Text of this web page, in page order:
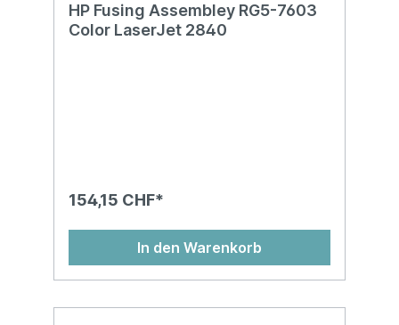
HP Fusing Assembley RG5-7603
Color LaserJet 2840
154,15 CHF*
In den Warenkorb